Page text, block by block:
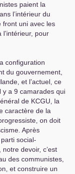
paient la
l’intérieur du
front uni avec les
pour
configuration
du gouvernement,
et l’actuel, ce
a 9 camarades qui
de KCGU , la
caractère de la
on doit
Après
social-
devoir, c’est
des communistes,
et construire un